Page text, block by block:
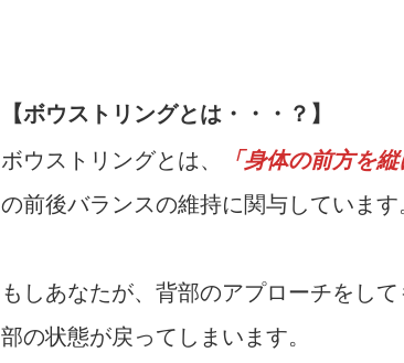
【ボウストリングとは・・・？】
ボウストリングとは、
「身体の前方を
の前後バランスの維持に関与しています
もしあなたが、背部のアプローチをし
部の状態が戻ってしまいます。